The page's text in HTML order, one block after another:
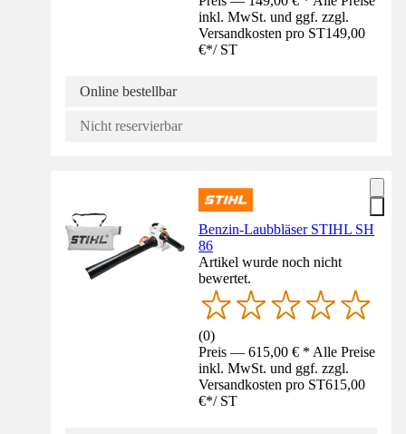
inkl. MwSt. und ggf. zzgl.
Versandkosten pro ST149,00
€*/ ST
Online bestellbar
Nicht reservierbar
Benzin-Laubbläser STIHL SH
86
Artikel wurde noch nicht
bewertet.
(0)
Preis — 615,00 € * Alle Preise
inkl. MwSt. und ggf. zzgl.
Versandkosten pro ST615,00
€*/ ST